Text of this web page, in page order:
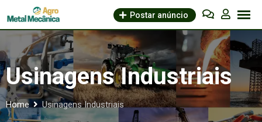
to
Postar anúncio
Usinagens Industriais
Home Usinagens Industriais